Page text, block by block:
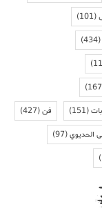
(101)
(434)
(151) فن(427)
الحديوي(97)